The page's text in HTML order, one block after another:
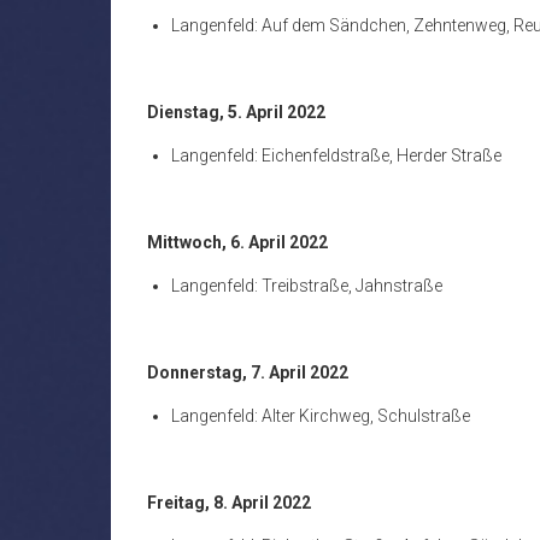
Langenfeld: Auf dem Sändchen, Zehntenweg,
Dienstag, 5. April 2022
Langenfeld: Eichenfeldstraße, Herder Straße
Mittwoch, 6. April 2022
Langenfeld: Treibstraße, Jahnstraße
Donnerstag, 7. April 2022
Langenfeld: Alter Kirchweg, Schulstraße
Freitag, 8. April 2022